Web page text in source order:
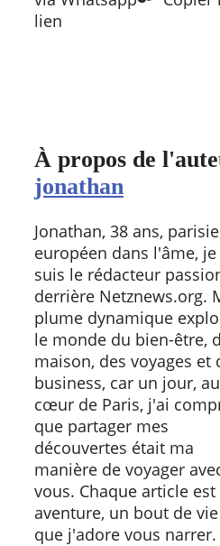
lien
À propos de
jonathan
Jonathan, 38 ans,
européen dans l'âme, je
suis le rédacteur
derrière Netznews.org.
plume dynamique
le monde du bien-être,
maison, des voyages et
business, car un jour, au
cœur de Paris, j'ai
que partager mes
découvertes était ma
manière de voyager
vous. Chaque article
aventure, un bout de vie
que j'adore vous narrer.